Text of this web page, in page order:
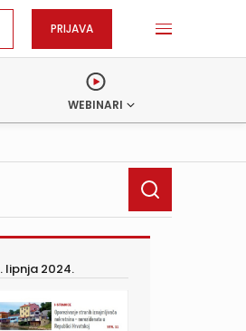
PRIJAVA
WEBINARI
lipnja 2024.